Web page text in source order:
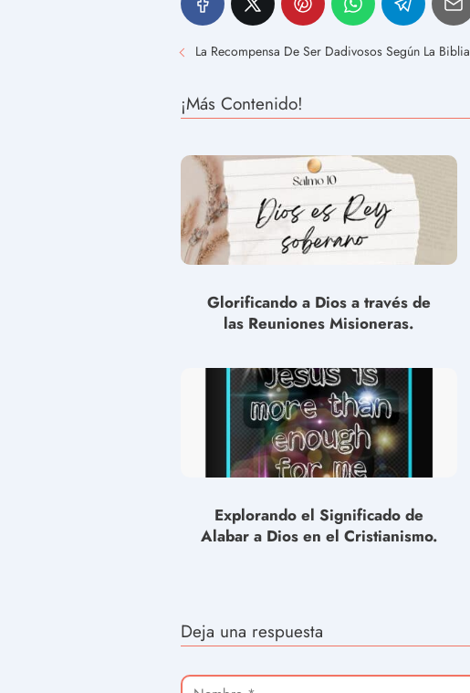
La Recompensa De Ser Dadivosos Según La Biblia
¡Más Contenido!
Glorificando a Dios a través de
las Reuniones Misioneras.
Explorando el Significado de
Alabar a Dios en el Cristianismo.
Deja una respuesta